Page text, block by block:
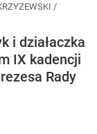
/
i działaczka
IX kadencji
Rady